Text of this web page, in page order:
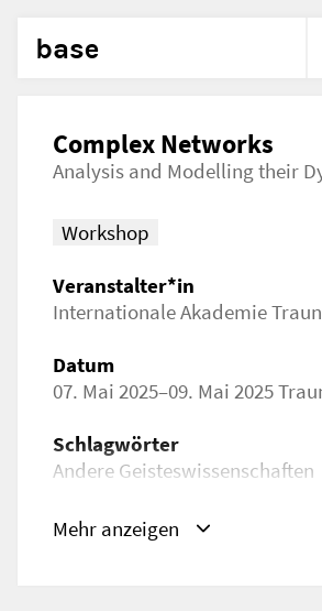
base
Complex Networks
Analysis and Modelling their
Workshop
Veranstalter*in
Internationale Akademie
Datum
07. Mai 2025–09. Mai 2025
Schlagwörter
Andere Geisteswissenschaften
URL
https://
Mehr anzeigen